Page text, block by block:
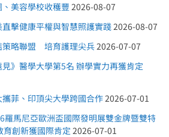
美容學校收穫豐 2026-08-07
擊健康平權與智慧照護實踐2026-08-07
策略聯盟 培育護理尖兵2026-07-07
》醫學大學第5名 辦學實力再獲肯定
菲、印頂尖大學跨國合作2026-07-01
羅馬尼亞歐洲盃國際發明展雙金牌暨雙特
育創新獲國際肯定 2026-07-01